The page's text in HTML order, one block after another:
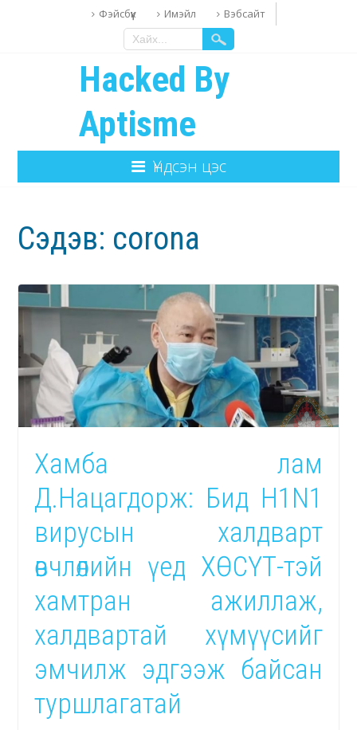
Фэйсбүүк Имэйл Вэбсайт
Hacked By
Aptisme
Үндсэн цэс
Сэдэв: corona
Хамба лам
Д.Нацагдорж: Бид H1N1
вирусын халдварт
өвчлөлийн үед ХӨСҮТ-тэй
хамтран ажиллаж,
халдвартай хүмүүсийг
эмчилж эдгээж байсан
туршлагатай